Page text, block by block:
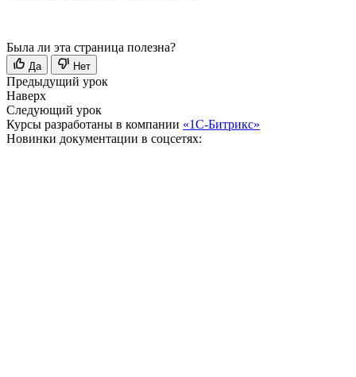
Была ли эта страница полезна?
Да Нет
Предыдущий урок
Наверх
Следующий урок
Курсы разработаны в компании «1С-Битрикс»
Новинки документации в соцсетях: